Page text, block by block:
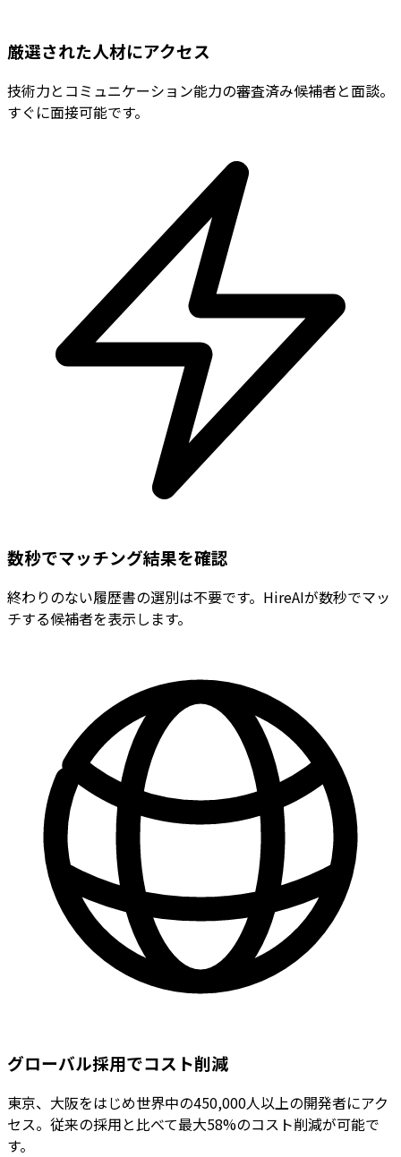
厳選された人材にアクセス
技術力とコミュニケーション能力の審査済み候補者と面談。
すぐに面接可能です。
数秒でマッチング結果を確認
終わりのない履歴書の選別は不要です。HireAIが数秒でマッ
チする候補者を表示します。
グローバル採用でコスト削減
東京、大阪をはじめ世界中の450,000人以上の開発者にアク
セス。従来の採用と比べて最大58%のコスト削減が可能で
す。